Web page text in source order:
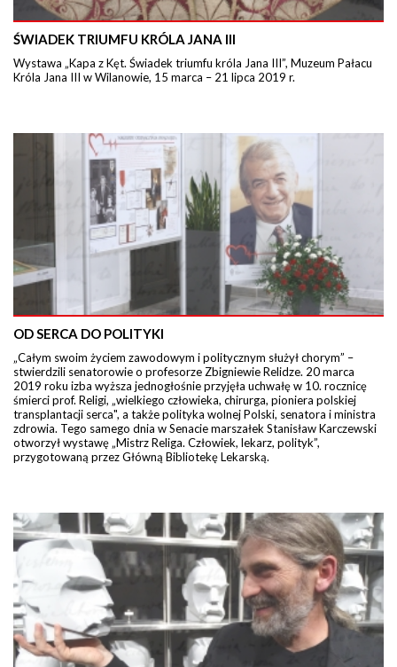
ŚWIADEK TRIUMFU KRÓLA JANA III
Wystawa „Kapa z Kęt. Świadek triumfu króla Jana III”, Muzeum Pałacu
Króla Jana III w Wilanowie, 15 marca – 21 lipca 2019 r.
OD SERCA DO POLITYKI
„Całym swoim życiem zawodowym i politycznym służył chorym” –
stwierdzili senatorowie o profesorze Zbigniewie Relidze. 20 marca
2019 roku izba wyższa jednogłośnie przyjęła uchwałę w 10. rocznicę
śmierci prof. Religi, „wielkiego człowieka, chirurga, pioniera polskiej
transplantacji serca", a także polityka wolnej Polski, senatora i ministra
zdrowia. Tego samego dnia w Senacie marszałek Stanisław Karczewski
otworzył wystawę „Mistrz Religa. Człowiek, lekarz, polityk”,
przygotowaną przez Główną Bibliotekę Lekarską.